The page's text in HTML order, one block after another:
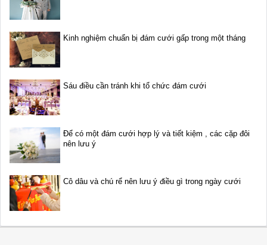
Kinh nghiệm chuẩn bị đám cưới gấp trong một tháng
Sáu điều cần tránh khi tổ chức đám cưới
Để có một đám cưới hợp lý và tiết kiệm , các cặp đôi
nên lưu ý
Cô dâu và chú rể nên lưu ý điều gì trong ngày cưới